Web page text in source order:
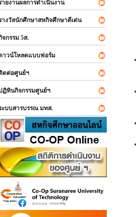
งานผลการดำเนินงาน
วัลนักศึกษาสหกิจศึกษาดีเด่น
รรม 5ส.
วน์โหลดแบบฟอร์ม
ต่อศูนย์ฯ
ทินกิจกรรมศูนย์ฯ
บสารบรรณ มทส.